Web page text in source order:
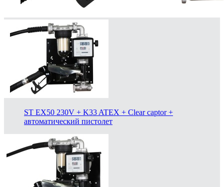
ST EX50 230V + K33 ATEX + Clear captor +
автоматический пистолет